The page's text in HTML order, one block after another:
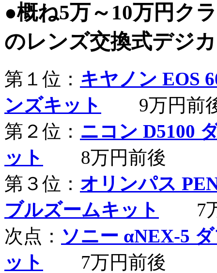
●概ね5万～10万円ク
のレンズ交換式デジ
第１位： キヤノン EOS
ンズキット
9万円前
第２位： ニコン D5100
ット
8万円前後
第３位： オリンパス
ブルズームキット
7万
次点： ソニー αNEX-5
ット
7万円前後